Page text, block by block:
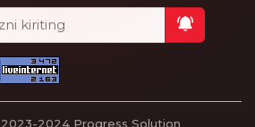
2024 Progress Solution